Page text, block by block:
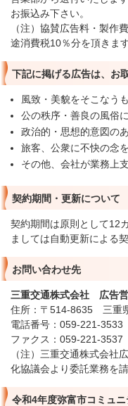
お振込み下さい。
（注）協賛広告料・製作
途消費税10％分を頂きます
下記に掲げる広告は、お
風致・美貌をそこなう
公の秩序・善良の風俗
政治的・思想的意図の
旅客、公衆に不快の念
その他、会社が業務上
契約期間・更新について
契約期間は原則として12
ましては自動更新による
お問い合わせ先
三重交通株式会社 広告
住所：〒514-8635 三重
電話番号：059-221-3533
ファクス：059-221-3537
（注）三重交通株式会社
化協議会より委託業務を
令和4年度弥富市コミュ